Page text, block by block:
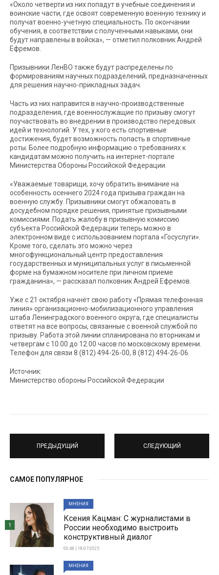
«Около четверти из них попадут в учебные соединения и
воинские части, где освоят современную военную технику и
получат военно-учетную специальность. По окончании
обучения, в соответствии с полученными навыками, они
будут направлены в войска», — отметил полковник Андрей
Ефремов.
Призывники ЛенВО также будут распределены по
формированиям научных подразделений, предназначенных
для решения научно-прикладных задач.
Часть из них направится в научно-производственные
подразделения, где военнослужащие по призыву смогут
поучаствовать во внедрении в производство передовых
идей и технологий. У тех, у кого есть спортивные
достижения, будет возможность попасть в спортивные
роты. Более подробную информацию о требованиях к
кандидатам можно получить на интернет-портале
Министерства Обороны Российской Федерации.
«Уважаемые товарищи, хочу обратить внимание на
особенность осеннего 2024 года призыва граждан на
военную службу. Призывники смогут обжаловать в
досудебном порядке решения, принятые призывными
комиссиями. Подать жалобу в призывную комиссию
субъекта Российской Федерации теперь можно в
электронном виде с использованием портала «Госуслуги».
Кроме того, сделать это можно через
многофункциональный центр предоставления
государственных и муниципальных услуг в письменной
форме на бумажном носителе при личном приеме
гражданина», — рассказал полковник Андрей Ефремов.
Уже с 21 октября начнёт свою работу «Прямая телефонная
линия» организационно-мобилизационного управления
штаба Ленинградского военного округа, где специалисты
ответят на все вопросы, связанные с военной службой по
призыву. Работа этой линии спланирована по вторникам и
четвергам с 10.00 до 12.00 часов по московскому времени.
Телефон для связи 8 (812) 494-26-00, 8 (812) 494-26-06.
Источник:
Министерство обороны Российской Федерации
ПРЕДЫДУЩИЙ СЛЕДУЮЩИЙ
САМОЕ ПОПУЛЯРНОЕ
МНЕНИЯ
Ксения Кацман: С журналистами в
России необходимо выстроить
конструктивный диалог
00:48 | 18-07-2025
1
МНЕНИЯ